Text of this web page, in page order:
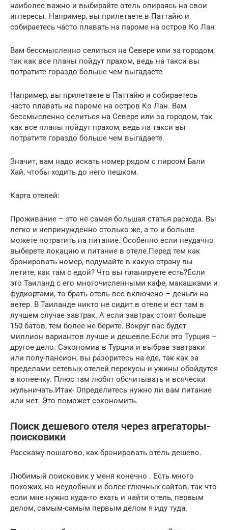
наиболее важно и выбирайте отель опираясь на свои
интересы. Например, вы прилетаете в Паттайю и
собираетесь часто плавать на пароме на остров Ко Лан
Вам бессмысленно селиться на Севере или за городом,
так как все планы пойдут прахом, ведь на такси вы
потратите гораздо больше чем выгадаете
Например, вы прилетаете в Паттайю и собираетесь
часто плавать на пароме на остров Ко Лан. Вам
бессмысленно селиться на Севере или за городом, так
как все планы пойдут прахом, ведь на такси вы
потратите гораздо больше чем выгадаете.
Значит, вам надо искать номер рядом с пирсом Бали
Хай, чтобы ходить до него пешком.
Карта отелей:
Проживание – это не самая большая статья расхода. Вы
легко и непринужденно столько же, а то и больше
можете потратить на питание. Особенно если неудачно
выберете локацию и питание в отеле.Перед тем как
бронировать номер, подумайте в какую страну вы
летите, как там с едой? Что вы планируете есть?Если
это Таиланд с его многочисленными кафе, макашками и
фудкортами, то брать отель все включено – деньги на
ветер. В Таиланде никто не сидит в отеле и ест там в
лучшем случае завтрак. А если завтрак стоит больше
150 батов, тем более не берите. Вокруг вас будет
миллион вариантов лучше и дешевле.Если это Турция –
другое дело. Сэкономив в Турции и выбрав завтраки
или полу-пансион, вы разоритесь на еде, так как за
пределами сетевых отелей перекусы и ужины обойдутся
в копеечку. Плюс там любят обсчитывать и всячески
жульничать.Итак- Определитесь нужно ли вам питание
или нет. Это поможет сэкономить.
Поиск дешевого отеля через агрегаторы-
поисковики
Расскажу пошагово, как бронировать отель дешево.
Любимый поисковик у меня конечно . Есть много
похожих, но неудобных и более глючных сайтов, так что
если мне нужно куда-то ехать и найти отель, первым
делом, самым-самым первым делом я иду туда.